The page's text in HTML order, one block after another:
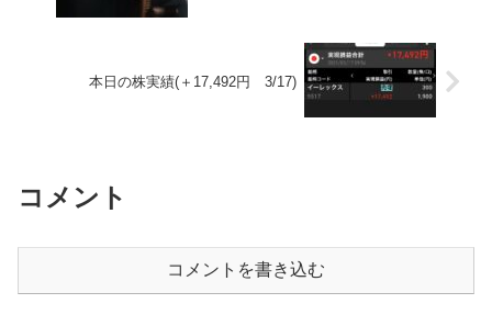
本日の株実績(＋17,492円 3/17)
コメント
コメントを書き込む